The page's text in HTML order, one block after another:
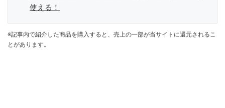
使える！
※記事内で紹介した商品を購入すると、売上の一部が当サイトに還元されるこ
とがあります。